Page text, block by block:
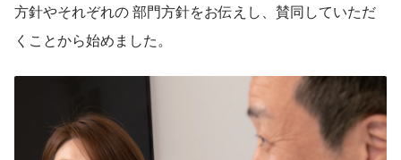
方針やそれぞれの 部門方針をお伝えし、賛同していただ
くことから始めました。